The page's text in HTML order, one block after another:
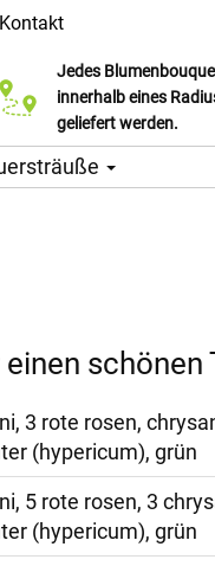
Kontakt
Jedes
innerhalb eines
geliefert werden.
Click & Collect Service
schönen
3 rote rosen,
(hypericum), grün
5 rote rosen, 3
(hypericum), grün